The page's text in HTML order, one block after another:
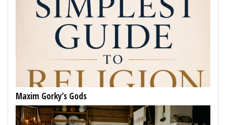
Maxim Gorky’s Gods